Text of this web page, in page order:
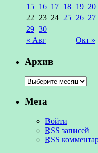
« Авг Окт »
15 16 17 18 19 20
22
23 24 25 26 27
29 30
Архив
Мета
Войти
RSS записей
RSS